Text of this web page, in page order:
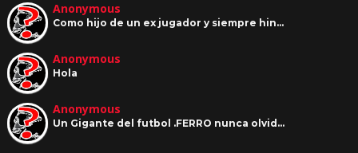
Anonymous
Como hijo de un ex jugador y siempre hin…
Anonymous
Hola
Anonymous
Un Gigante del futbol .FERRO nunca olvid…